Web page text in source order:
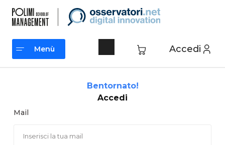
contenuto
Accedi
Menù
Bentornato!
Accedi
Mail